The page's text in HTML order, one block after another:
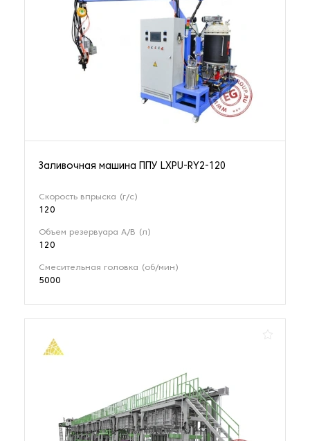
Заливочная машина ППУ LXPU-RY2-120
Скорость впрыска (г/с)
120
Объем резервуара A/B (л)
120
Смесительная головка (об/мин)
5000